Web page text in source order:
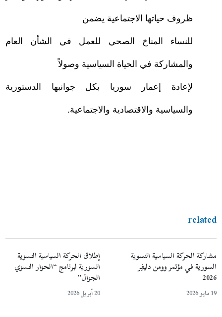
ظروف حياتها الاجتماعية يضمن
للنساء المناخ الصحي للعمل في الشأن العام
والمشاركة في الحياة السياسية وصولاً
لإعادة إعمار سوريا بكل جوانبها الدستورية
والسياسية والاقتصادية والاجتماعية.
related
مشاركة الحركة السياسية النسوية
السورية في مؤتمر وومن دليفِر
2026
19 مايو 2026
إطلاق الحركة السياسية النسوية
السورية لبرنامج “الحوار النسوي
الجوال”
20 أبريل 2026